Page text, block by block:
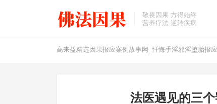
敬畏因果 方得始终
营养疗法 逆转疾病
高来益精选因果报应案例故事网_忏悔手淫邪淫堕胎报应
法医遇见的三